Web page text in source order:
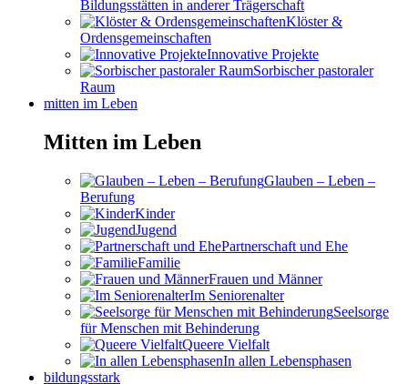
Bildungsstätten in anderer Trägerschaft
Klöster &
Ordensgemeinschaften
Innovative Projekte
Sorbischer pastoraler
Raum
mitten im Leben
Mitten im Leben
Glauben – Leben –
Berufung
Kinder
Jugend
Partnerschaft und Ehe
Familie
Frauen und Männer
Im Seniorenalter
Seelsorge
für Menschen mit Behinderung
Queere Vielfalt
In allen Lebensphasen
bildungsstark